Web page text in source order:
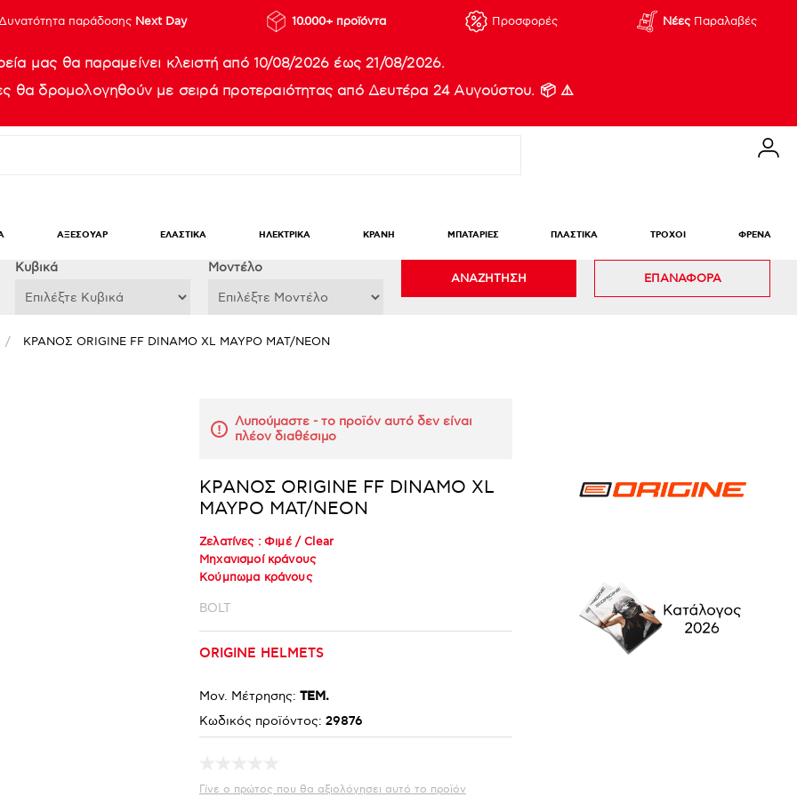
παράδοσης Next Day 10.000+ προϊόντα Προσφορές ΝέεςΠαραλαβές
μας θα παραμείνει κλειστή από 10/08/2026 έως 21/08/2026.
θα δρομολογηθούν με σειρά προτεραιότητας από Δευτέρα 24 Αυγούστου. 📦 ⚠️
ΑΞΕΣΟΥΑΡ ΕΛΑΣΤΙΚΑ ΗΛΕΚΤΡΙΚΑ ΚΡΑΝΗ ΜΠΑΤΑΡΙΕΣ ΠΛΑΣΤΙΚΑ ΤΡΟΧΟΙ ΦΡΕΝΑ
Κυβικά Μοντέλο
ΑΝΑΖΗΤΗΣΗ ΕΠΑΝΑΦΟΡΑ
/ ΚΡΑΝΟΣ ORIGINE FF DINAMO XL ΜΑΥΡΟ ΜΑΤ/NEON
Λυπούμαστε - το προϊόν αυτό δεν είναι
πλέον διαθέσιμο
ΚΡΑΝΟΣ ORIGINE FF DINAMO XL
ΜΑΥΡΟ ΜΑΤ/NEON
Ζελατίνες :Φιμέ/Clear
Μηχανισμοί κράνους
Κούμπωμα κράνους
BOLT
ORIGINE HELMETS
Μον. Μέτρησης: ΤΕΜ.
Κωδικός προϊόντος: 29876
Γίνε ο πρώτος που θα αξιολόγησει αυτό το προϊόν